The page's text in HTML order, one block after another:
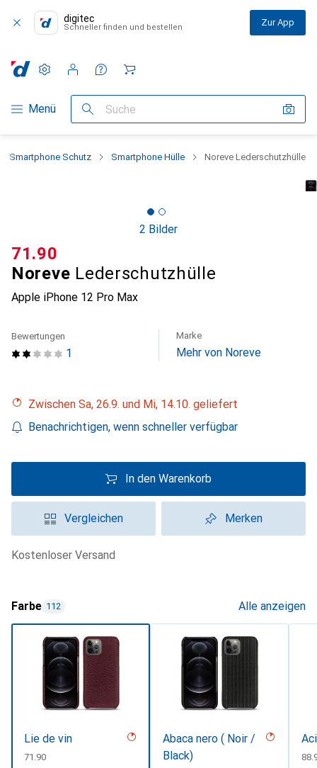
digitec
Schneller finden und bestellen Zur App
Navigation nach Kategorien
Menü Suche
Einstellungen
Kundenkonto
Vergleichslisten
Merklisten
Warenkorb
Smartphone Schutz Smartphone Hülle Noreve Lederschutzhülle
2 Bilder
Noreve Lederschutzhülle
Apple iPhone 12 Pro Max
CHF
71.90
1
Bewertungen Marke
Mehr von Noreve
Zwischen Sa, 26.9. und Mi, 14.10. geliefert
Benachrichtigen, wenn schneller verfügbar
In den Warenkorb
Vergleichen Merken
kostenloser Versand
Farbe 112 Alle anzeigen
Lie de vin
CHF
71.90
Abaca nero ( Noir /
Black)